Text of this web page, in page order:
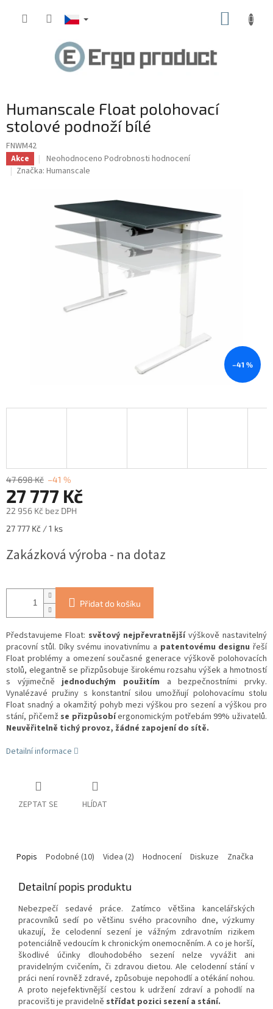
Humanscale Float polohovací
stolové podnoží bílé
FNWM42
Akce
Průměrné
hodnocení
0,0
hvězdiček.
Neohodnoceno Podrobnosti hodnocení
Značka: Humanscale
–41 %
47 698 Kč –41 %
27 777 Kč
22 956 Kč bez DPH
Měrná
27 777 Kč / 1 ks
Zakázková výroba - na dotaz
Přidat do košíku
Představujeme Float: světový nejpřevratnějšívýškově nastavitelný
pracovní stůl. Díky svému inovativnímu a patentovému designu řeší
Float problémy a omezení současné generace výškově polohovacích
stolů, elegantně se přizpůsobuje širokému rozsahu výšek a hmotností
s výjimečnějednoduchým použitím a bezpečnostními prvky.
Vynalézavé pružiny s konstantní silou umožňují polohovacímu stolu
Float snadný a okamžitý pohyb mezi výškou pro sezení a výškou pro
stání, přičemž se přizpůsobíergonomickým potřebám 99% uživatelů.
Neuvěřitelně tichý provoz, žádné zapojení do sítě.
Detailní informace
ZEPTAT SE HLÍDAT
Popis Podobné (10) Videa (2) Hodnocení Diskuze Značka
Detailní popis produktu
Nebezpečí sedavé práce. Zatímco většina kancelářských
pracovníků sedí po většinu svého pracovního dne, výzkumy
ukazují, že celodenní sezení je vážným zdravotním rizikem
potenciálně vedoucím k chronickým onemocněním. A co je horší,
škodlivé účinky dlouhodobého sezení nelze vyvážit ani
pravidelným cvičením, či zdravou dietou. Ale celodenní stání v
práci není rovněž zdravé, způsobuje nepohodlí a otékání nohou.
A proto nejefektivnější cestou k udržení zdraví a pohodlí na
pracovišti je pravidelně střídat pozici sezení a stání.